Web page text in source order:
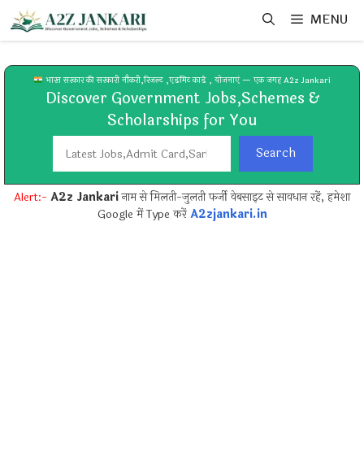
Skip
content
MENU
भारत सरकार की सरकारी नौकरी,रिजल्ट ,एडमिट कार्ड , योजनाएं — एक जगह A2z Jankari
Discover Government Jobs,Schemes &
Scholarships for You
Search
Alert:- A2z Jankariनाम से मिलती-जुलती फर्जी वेबसाइट से सावधान रहें, हमेशा
Google में Type करेंA2zjankari.in